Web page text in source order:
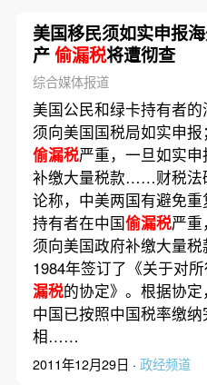
美国移民须如实申报
产偷漏税将遭彻查
综合媒体报道
美国公民和绿卡持有者的
须向美国国税局如实申
偷漏税严重，一旦如实
补缴大量税款……财税法
论称，中美两国有避免
持有者在中国偷漏税严重
须向美国政府补缴大量
1984年签订了《关于对
漏税的协定》。根据协
中国已按照中国税率缴
相……
2011年12月29日 · 政经频道